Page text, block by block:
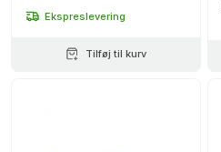
Ekspreslevering
Tilføj til kurv